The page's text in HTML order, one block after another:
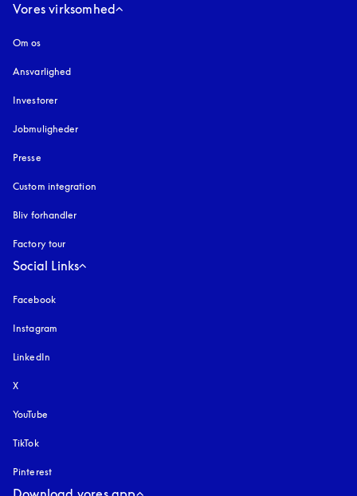
Vores virksomhed
Om os
Ansvarlighed
Investorer
Jobmuligheder
Presse
Custom integration
Bliv forhandler
Factory tour
Social Links
Facebook
Instagram
LinkedIn
X
YouTube
TikTok
Pinterest